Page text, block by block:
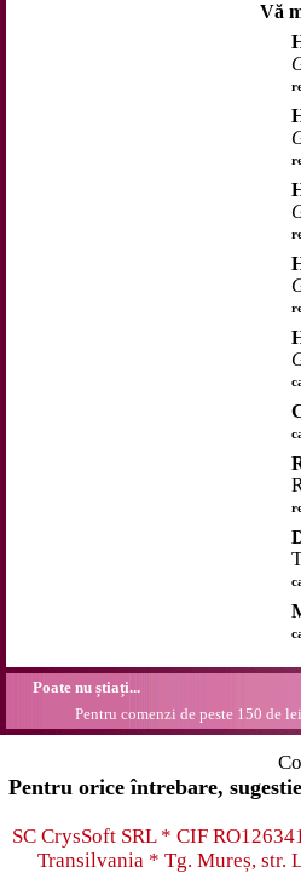
Vă
Poate nu știați...
Pentru comenzi de peste 150 de
Pentru orice întrebare,
SC CrysSoft SRL * CIF
Transilvania * Tg. Mureș, str.